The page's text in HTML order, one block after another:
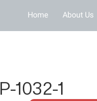
Home About Us
P-1032-1